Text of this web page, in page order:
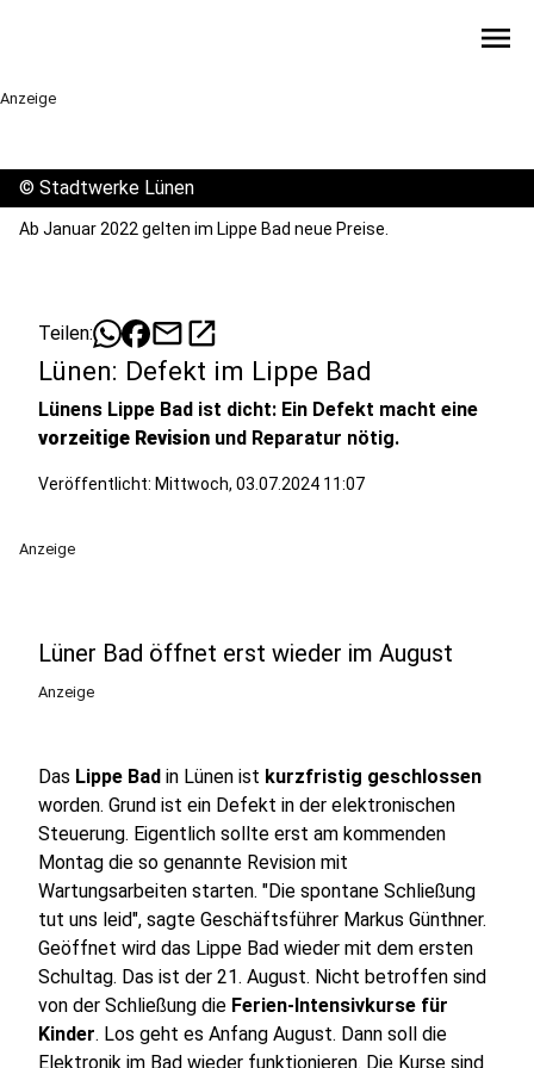
menu
Anzeige
© Stadtwerke Lünen
Ab Januar 2022 gelten im Lippe Bad neue Preise.
Teilen: mailopen_in_new
Lünen: Defekt im Lippe Bad
Lünens Lippe Bad ist dicht: Ein Defekt macht eine
vorzeitige Revision und Reparatur nötig.
Veröffentlicht: Mittwoch, 03.07.2024 11:07
Anzeige
Lüner Bad öffnet erst wieder im August
Anzeige
Das Lippe Bad in Lünen ist kurzfristig geschlossen
worden. Grund ist ein Defekt in der elektronischen
Steuerung. Eigentlich sollte erst am kommenden
Montag die so genannte Revision mit
Wartungsarbeiten starten. "Die spontane Schließung
tut uns leid", sagte Geschäftsführer Markus Günthner.
Geöffnet wird das Lippe Bad wieder mit dem ersten
Schultag. Das ist der 21. August. Nicht betroffen sind
von der Schließung die Ferien-Intensivkurse für
Kinder. Los geht es Anfang August. Dann soll die
Elektronik im Bad wieder funktionieren. Die Kurse sind